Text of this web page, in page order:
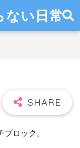
い日常
ロック。